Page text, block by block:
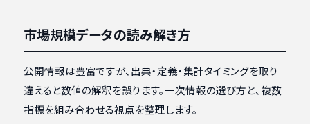
市場規模データの読み解き方
公開情報は豊富ですが、出典・定義・集計タイミングを取り
違えると数値の解釈を誤ります。一次情報の選び方と、複数
指標を組み合わせる視点を整理します。